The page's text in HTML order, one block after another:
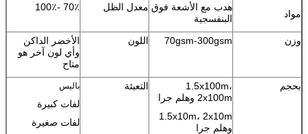
مواد
هدب مع الأشعة فوق
البنفسجية
معدل الظل 70٪ -100٪
وزن 70gsm-300gsm اللون
الأخضر الداكن
وأي لون آخر هو
متاح
بحجم
1.5x100m،
2x100m وهلم جرا
1.5x10m، 2x10m
وهلم جرا
التعبئة باليس
لفات كبيرة
لفات صغيرة